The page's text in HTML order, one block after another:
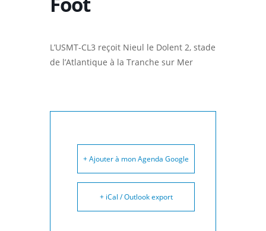
L’USMT-CL3 reçoit Nieul le Dolent 2, stade
de l’Atlantique à la Tranche sur Mer
+ Ajouter à mon Agenda Google
+ iCal / Outlook export